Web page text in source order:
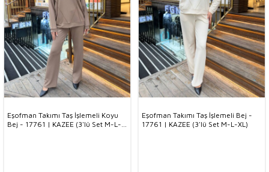
Eşofman Takımı Taş İşlemeli Koyu
Bej - 17761 | KAZEE (3'lü Set M-L-
Eşofman Takımı Taş İşlemeli Bej -
17761 | KAZEE (3'lü Set M-L-XL)